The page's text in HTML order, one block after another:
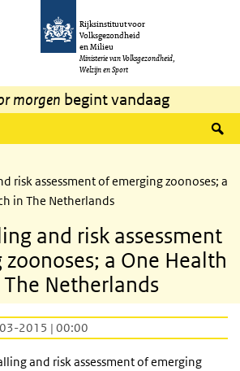
gaan
Rijksinstituut voor
Volksgezondheid
en Milieu
Ministerie van Volksgezondheid,
Welzijn en Sport
morgen begint vandaag
risk assessment of emerging zoonoses; a
in The Netherlands
and risk assessment
a One Health
Netherlands
2015 | 00:00
and risk assessment of emerging